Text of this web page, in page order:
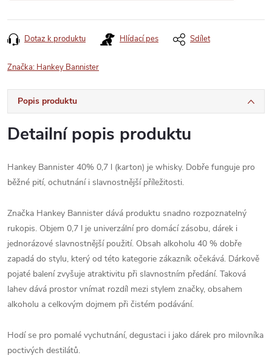
Dotaz k produktu Hlídací pes Sdílet
Značka: Hankey Bannister
Popis produktu
Detailní popis produktu
Hankey Bannister 40% 0,7 l (karton) je whisky. Dobře funguje pro
běžné pití, ochutnání i slavnostnější příležitosti.
Značka Hankey Bannister dává produktu snadno rozpoznatelný
rukopis. Objem 0,7 l je univerzální pro domácí zásobu, dárek i
jednorázové slavnostnější použití. Obsah alkoholu 40 % dobře
zapadá do stylu, který od této kategorie zákazník očekává. Dárkově
pojaté balení zvyšuje atraktivitu při slavnostním předání. Taková
lahev dává prostor vnímat rozdíl mezi stylem značky, obsahem
alkoholu a celkovým dojmem při čistém podávání.
Hodí se pro pomalé vychutnání, degustaci i jako dárek pro milovníka
poctivých destilátů.